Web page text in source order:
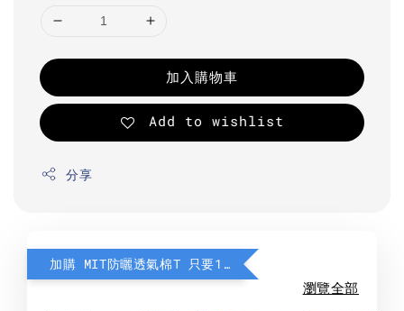
加入購物車
Add to wishlist
分享
加購 MIT防曬透氣棉T 只要190元
瀏覽全部